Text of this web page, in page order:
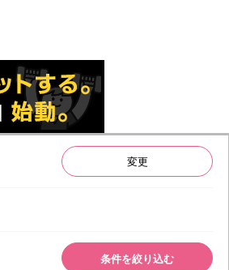
変更
条件を絞り込む